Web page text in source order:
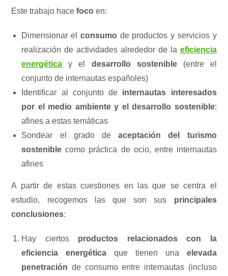
Este trabajo hacefoco en:
Dimensionar el consumode productos y servicios y
realización de actividades alrededor de la eficiencia
energética y el desarrollo sostenible(entre el
conjunto de internautas españoles)
Identificar al conjunto de internautas interesados
por el medio ambiente y el desarrollo sostenible:
afines a estas temáticas
Sondear el grado deaceptación del turismo
sostenible como práctica de ocio, entre internautas
afines
A partir de estas cuestiones en las que se centra el
estudio, recogemos las que son sus principales
conclusiones:
Hay ciertos productos relacionados con la
eficiencia energética que tienen una elevada
penetración de consumo entre internautas (incluso